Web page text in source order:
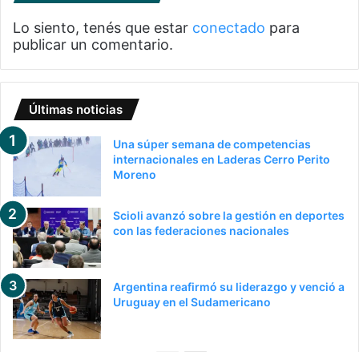
Lo siento, tenés que estar conectado para
publicar un comentario.
Últimas noticias
Una súper semana de competencias
internacionales en Laderas Cerro Perito
Moreno
Scioli avanzó sobre la gestión en deportes
con las federaciones nacionales
Argentina reafirmó su liderazgo y venció a
Uruguay en el Sudamericano